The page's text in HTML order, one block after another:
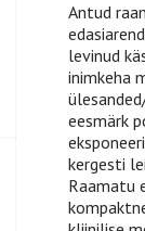
Antud
levinud
inimkeha
eesmärk
kergesti
Raamatu